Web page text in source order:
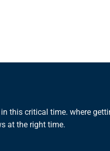
this critical time. where
at the right time.